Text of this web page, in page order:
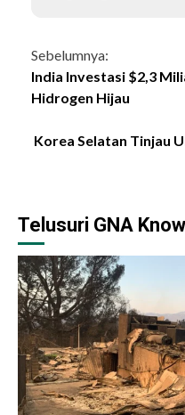
Continue
Reading
Sebelumnya:
India Investasi $2,3
Hidrogen Hijau
Korea Selatan Tinjau
Telusuri GNA